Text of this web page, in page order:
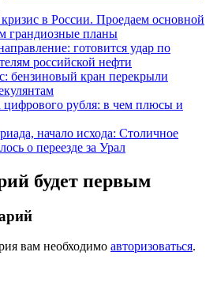
в России. Проедаем основной
грандиозные планы
готовится удар по
российской нефти
бензиновый кран перекрыли
цифрового рубля: в чем плюсы и
начало исхода: Столичное
о переезде за Урал
будет первым
вам необходимо авторизоваться.